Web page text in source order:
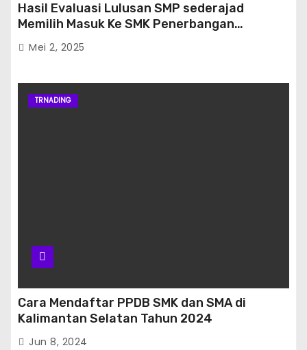
Hasil Evaluasi Lulusan SMP sederajad
Memilih Masuk Ke SMK Penerbangan
Banjarbaru
Mei 2, 2025
TRNADING
Cara Mendaftar PPDB SMK dan SMA di
Kalimantan Selatan Tahun 2024
Jun 8, 2024